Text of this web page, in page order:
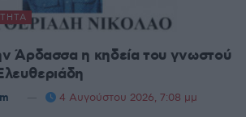
Άρδασσα η κηδεία του γνωστού
4 Αυγούστου 2026, 7:08 μμ